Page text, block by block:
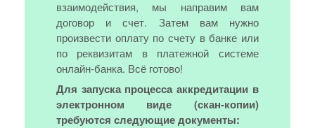
взаимодействия, мы направим вам
договор и счет. Затем вам нужно
произвести оплату по счету в банке или
по реквизитам в платежной системе
онлайн-банка. Всё готово!
Для запуска процесса аккредитации в
электронном виде (скан-копии)
требуются следующие документы: